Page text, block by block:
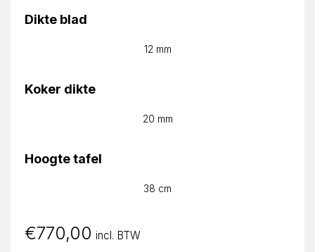
Dikte blad
12 mm
Koker dikte
20 mm
Hoogte tafel
38 cm
€770,00 incl. BTW